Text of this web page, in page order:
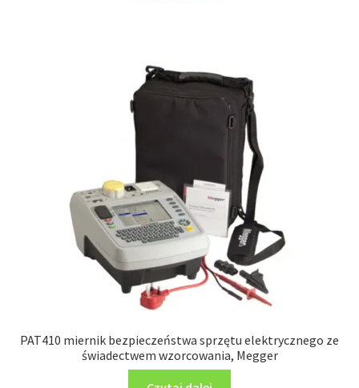
PAT410 miernik bezpieczeństwa sprzętu elektrycznego ze
świadectwem wzorcowania, Megger